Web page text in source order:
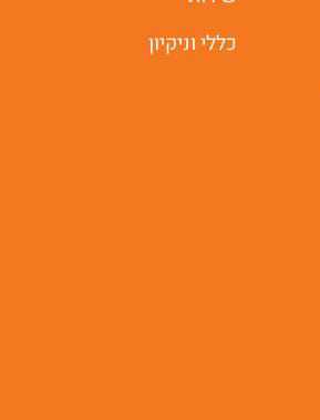
כללי וניקיון